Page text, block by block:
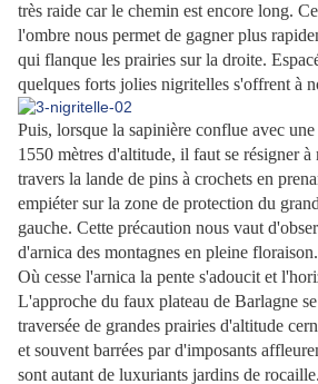
très raide car le chemin est encore long.
l'ombre nous permet de gagner plus
qui flanque les prairies sur la droite.
quelques forts jolies nigritelles s'offrent à
Puis, lorsque la sapinière conflue avec
1550 mètres d'altitude, il faut se résigner
travers la lande de pins à crochets en
empiéter sur la zone de protection du
gauche. Cette précaution nous vaut
d'arnica des montagnes en pleine floraison.
Où cesse l'arnica la pente s'adoucit et
L'approche du faux plateau de Barlagne
traversée de grandes prairies d'altitude
et souvent barrées par d'imposants
sont autant de luxuriants jardins de